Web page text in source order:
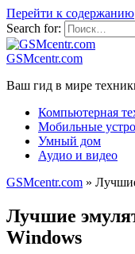
Перейти к содержанию
Search for:
GSMcentr.com
Ваш гид в мире
Компьютерная
Мобильные
Умный дом
Аудио и видео
GSMcentr.com »
Лучшие
Windows